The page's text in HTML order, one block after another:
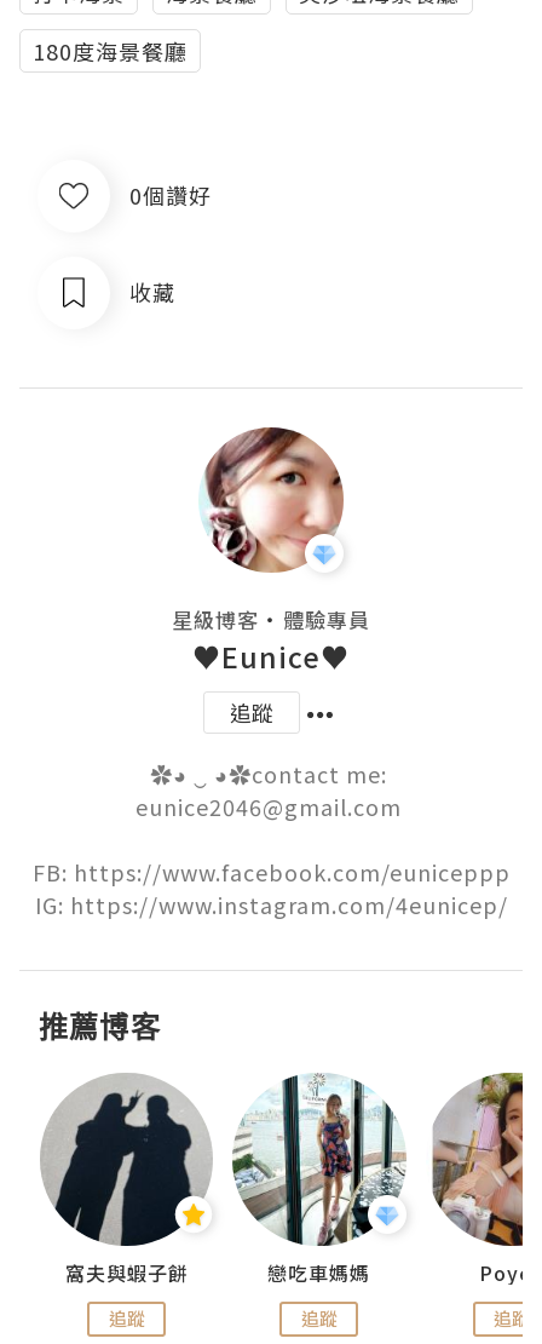
180度海景餐廳
0個讚好
收藏
星級博客 ・ 體驗專員
♥Eunice♥
追蹤
✿◕ ‿ ◕✿contact me:
eunice2046@gmail.com
FB: https://www.facebook.com/euniceppp
IG: https://www.instagram.com/4eunicep/
推薦博客
窩夫與蝦子餅
追蹤
戀吃車媽媽
追蹤 追蹤